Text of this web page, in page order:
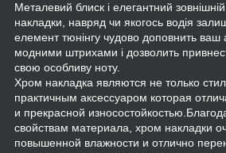
Металевий блиск і елегантний
накладки, навряд чи якогось водія
елемент тюнінгу чудово доповнить ваш
модними штрихами і дозволить
свою особливу ноту.
Хром накладка являются не только
практичным аксессуаром которая
и прекрасной
свойствам материала, хром накладки
повышенной влажности и отлично